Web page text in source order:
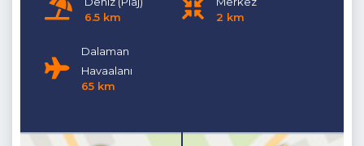
6.5 km
2 km
Dalaman
Havaalanı
65 km